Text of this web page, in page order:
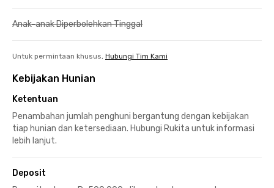
Anak-anak Diperbolehkan Tinggal
Untuk permintaan khusus, Hubungi Tim Kami
Kebijakan Hunian
Ketentuan
Penambahan jumlah penghuni bergantung dengan kebijakan
tiap hunian dan ketersediaan. Hubungi Rukita untuk informasi
lebih lanjut.
Deposit